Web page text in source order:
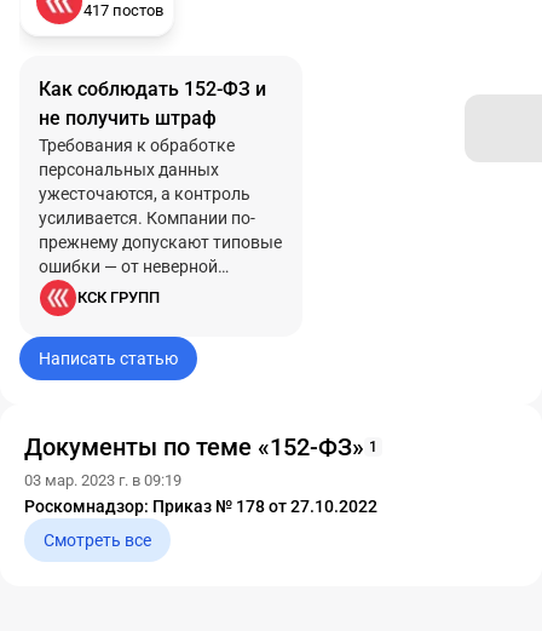
417 постов
Как соблюдать 152-ФЗ и
не получить штраф
Требования к обработке
персональных данных
ужесточаются, а контроль
усиливается. Компании по-
прежнему допускают типовые
ошибки — от неверной
политики до нарушений при
хранении и уничтожении
данных. Разбор ключевых
обязанностей и практических
КСК ГРУПП
Написать статью
Документы по теме «152-ФЗ» 1
03 мар. 2023 г. в 09:19
Роскомнадзор: Приказ № 178 от 27.10.2022
Смотреть все